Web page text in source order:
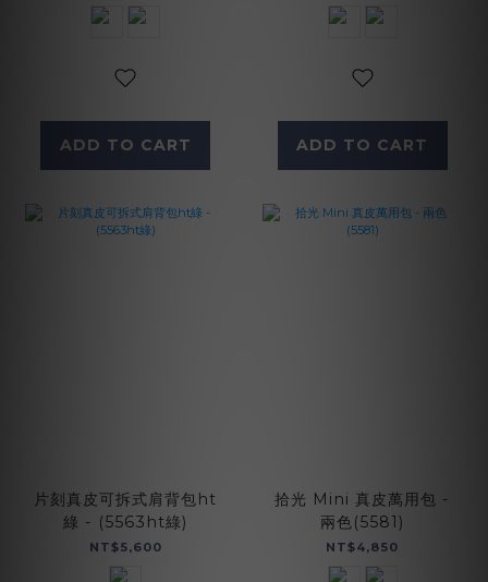
ADD TO CART ADD TO CART
片刻真皮可拆式肩背包ht
綠 - (5563ht綠)
NT$5,600
拾光 Mini 真皮萬用包 -
兩色(5581)
NT$4,850